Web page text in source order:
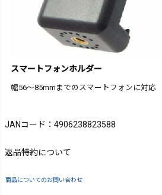
スマートフォンホルダー
幅56～85mmまでのスマートフォンに対応
JANコード：4906238823588
返品特約について
商品についてのお問い合わせ